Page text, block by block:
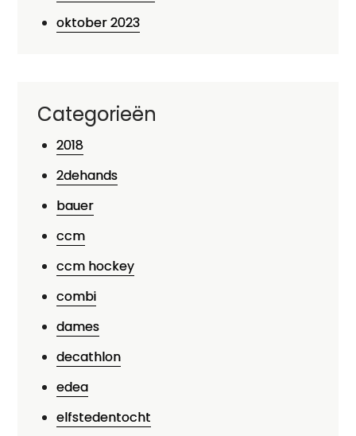
oktober 2023
Categorieën
2018
2dehands
bauer
ccm
ccm hockey
combi
dames
decathlon
edea
elfstedentocht